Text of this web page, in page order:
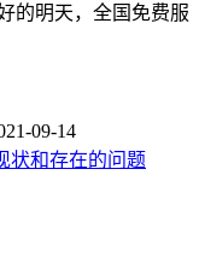
的明天，全国免费服
09-14
状和存在的问题